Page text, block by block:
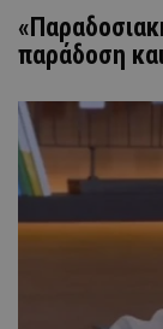
παράδοση